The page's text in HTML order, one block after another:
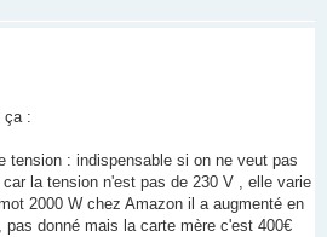
ça :
tension : indispensable si on ne veut pas
la tension n'est pas de 230 V , elle varie
2000 W chez Amazon il a augmenté en
donné mais la carte mère c'est 400€